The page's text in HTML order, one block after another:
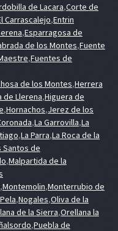
de Lacara,Corte de
Carrascalejo,Entrin
,Esparragosa de
de los Montes,Fuente
,Fuentes de
de los Montes,Herrera
de Llerena,Higuera de
,Hornachos,Jerez de los
,La Garrovilla,La
,La Parra,La Roca de la
Santos de
,Malpartida de la
,Montemolin,Monterrubio de
,Nogales,Oliva de la
de la Sierra,Orellana la
,Puebla de